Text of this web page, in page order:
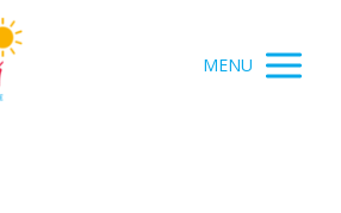
MENU